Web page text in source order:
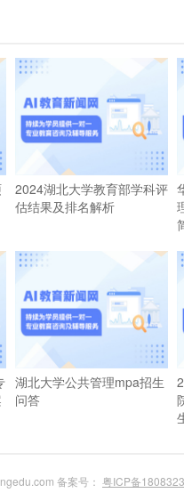
2024湖北大学教育部学科评
估结果及排名解析
湖北大学公共管理mpa招生
问答
备案号： 粤ICP备